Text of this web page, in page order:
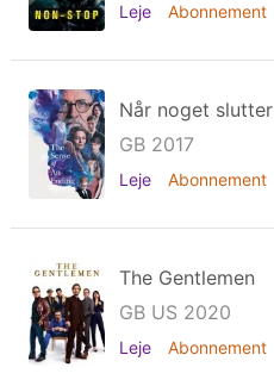
Leje Abonnement
Når noget slutter
GB 2017
Leje Abonnement
The Gentlemen
GB US 2020
Leje Abonnement